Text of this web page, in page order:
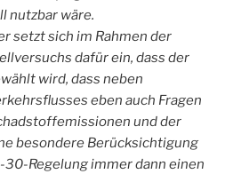
nutzbar wäre.
setzt sich im Rahmen der
dafür ein, dass der
wird, dass neben
eben auch Fragen
und der
besondere Berücksichtigung
30-Regelung immer dann einen